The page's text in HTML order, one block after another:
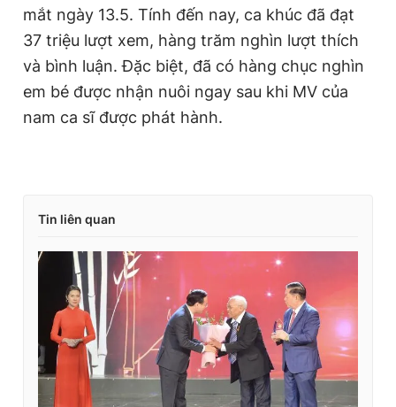
mắt ngày 13.5. Tính đến nay, ca khúc đã đạt
37 triệu lượt xem, hàng trăm nghìn lượt thích
và bình luận. Đặc biệt, đã có hàng chục nghìn
em bé được nhận nuôi ngay sau khi MV của
nam ca sĩ được phát hành.
Tin liên quan